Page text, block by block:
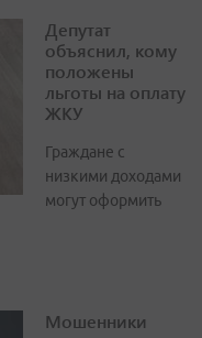
Депутат
объяснил, кому
положены
льготы на оплату
ЖКУ
Граждане с
низкими доходами
могут оформить
Мошенники